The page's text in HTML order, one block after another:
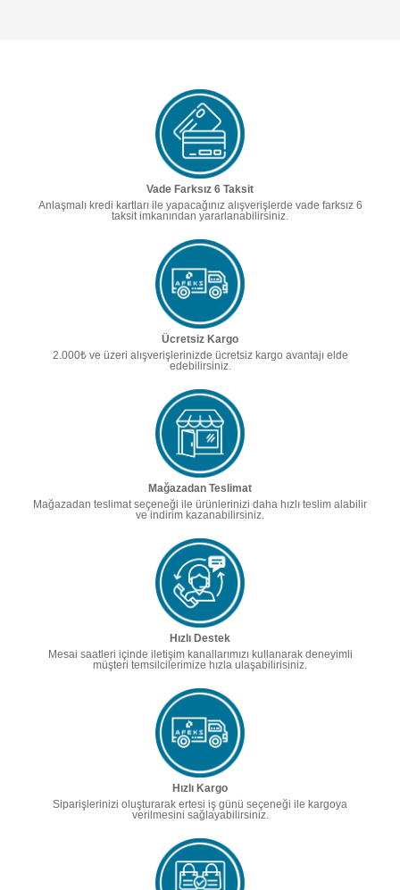
Vade Farksız 6 Taksit
Anlaşmalı kredi kartları ile yapacağınız alışverişlerde vade farksız 6
taksit imkanından yararlanabilirsiniz.
Ücretsiz Kargo
2.000₺ ve üzeri alışverişlerinizde ücretsiz kargo avantajı elde
edebilirsiniz.
Mağazadan Teslimat
Mağazadan teslimat seçeneği ile ürünlerinizi daha hızlı teslim alabilir
ve indirim kazanabilirsiniz.
Hızlı Destek
Mesai saatleri içinde iletişim kanallarımızı kullanarak deneyimli
müşteri temsilcilerimize hızla ulaşabilirisiniz.
Hızlı Kargo
Siparişlerinizi oluşturarak ertesi iş günü seçeneği ile kargoya
verilmesini sağlayabilirsiniz.